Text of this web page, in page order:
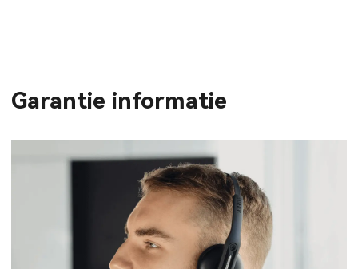
Garantie informatie